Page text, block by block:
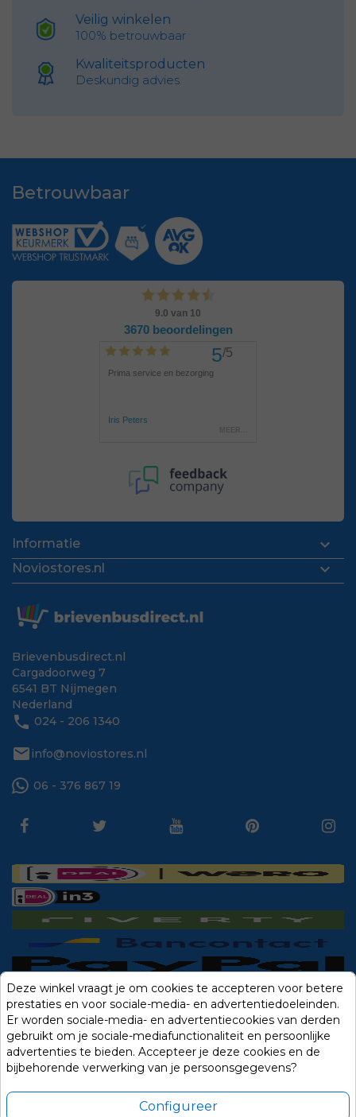
Veilig winkelen
100% betrouwbaar
Kwaliteitsproducten
Deskundig advies
Betrouwbaar
Informatie 
Noviostores.nl 
Brievenbusdirect.nl
Cargadoorweg 7
6541 BT Nijmegen
Nederland
phone 024 - 206 1340
mail info@noviostores.nl
06 - 376 867 19
Deze winkel vraagt je om cookies te accepteren voor betere
prestaties en voor sociale-media- en advertentiedoeleinden.
Er worden sociale-media- en advertentiecookies van derden
gebruikt om je sociale-mediafunctionaliteit en persoonlijke
advertenties te bieden. Accepteer je deze cookies en de
bijbehorende verwerking van je persoonsgegevens?
Configureer